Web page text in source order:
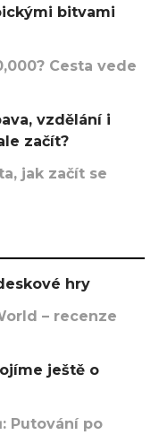
bitvami
Cesta vede
vzdělání i
začít?
jak začít se
hry
– recenze
ještě o
Putování po